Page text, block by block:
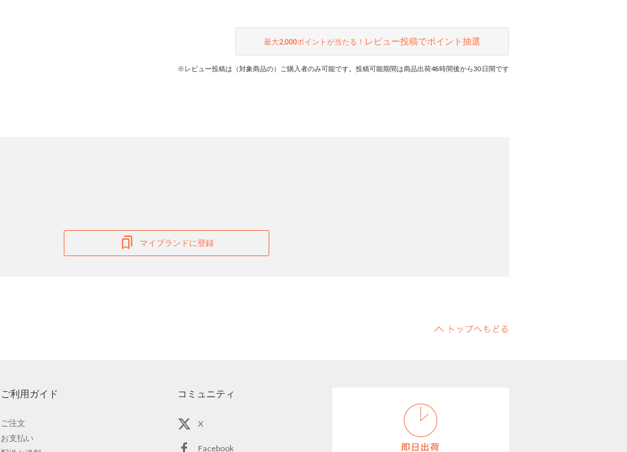
最大2,000ポイントが当たる！ レビュー投稿でポイント抽選
※レビュー投稿は（対象商品の）ご購入者のみ可能です。投稿可能期間は商品出荷48時間後から30日間です
マイブランドに登録
ご利用ガイド
ご注文
お支払い
コミュニティ
X
Facebook